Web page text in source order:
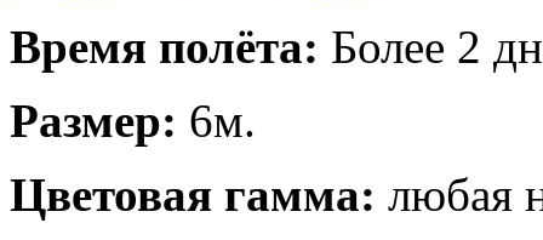
Время полёта: Более 2
Размер: 6м.
Цветовая гамма: любая